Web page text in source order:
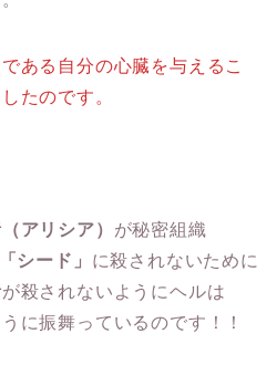
ある自分の心臓を与えるこ
たのです。
アリシア） が秘密組織
「シード」 に殺されないために
が殺されないようにヘルは
に振舞っているのです！！